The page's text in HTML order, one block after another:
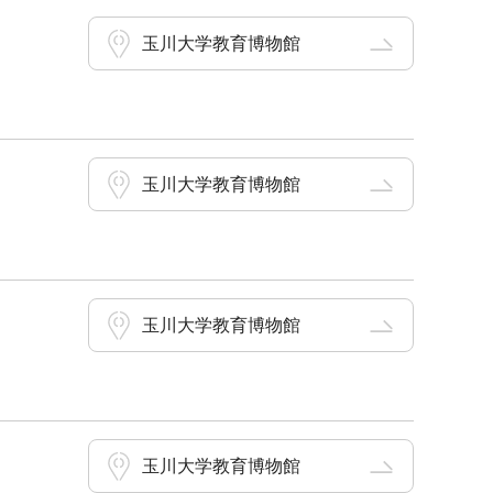
玉川大学教育博物館
玉川大学教育博物館
玉川大学教育博物館
玉川大学教育博物館